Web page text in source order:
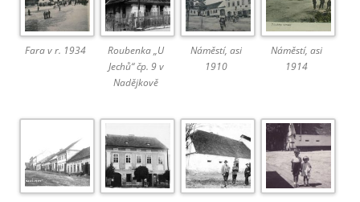
Fara v r. 1934
Roubenka „U
Jechů“ čp. 9 v
Nadějkově
Náměstí, asi
1910
Náměstí, asi
1914